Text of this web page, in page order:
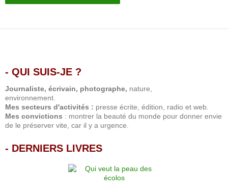
- QUI SUIS-JE ?
Journaliste, écrivain, photographe, nature,
environnement.
Mes secteurs d'activités : presse écrite, édition, radio et web.
Mes convictions : montrer la beauté du monde pour donner envie
de le préserver vite, car il y a urgence.
- DERNIERS LIVRES